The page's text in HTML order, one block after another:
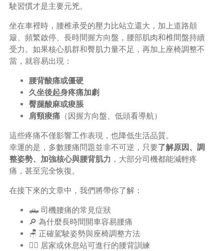
駛習慣才是主要元兇。
坐在車裡時，腰椎承受的壓力比站立還大，加上道路顛
簸、頻繁啟停、長時間握方向盤，腰部肌肉和椎間盤持續
受力。如果核心肌群和臀肌力量不足，再加上座椅調整不
當，就容易出現：
腰背酸痛或僵硬
久坐後起身疼痛加劇
臀腿酸麻或痠脹
肩頸痠痛（因握方向盤、低頭看導航）
這些疼痛不僅影響工作表現，也降低生活品質。
幸運的是，多數腰痛問題並非不可逆，只要了解原因、調
整姿勢、加強核心與腰背肌力 ，大部分司機都能減輕疼
痛，甚至完全恢復。
在接下來的文章中，我們將帶你了解：
🛻 司機腰痛的常見症狀
🔎 為什麼長時間開車容易腰痛
🪑 正確駕駛姿勢與座椅調整方法
🏋️‍♂️ 居家或休息站可進行的腰背訓練